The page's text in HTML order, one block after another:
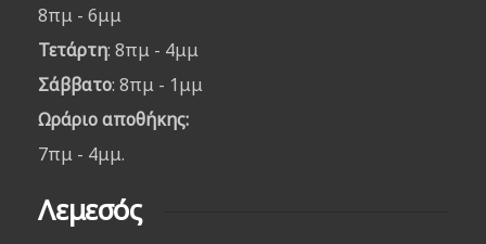
8πμ - 6μμ
Τετάρτη: 8πμ - 4μμ
Σάββατο: 8πμ - 1μμ
Ωράριο αποθήκης:
7πμ - 4μμ.
Λεμεσός